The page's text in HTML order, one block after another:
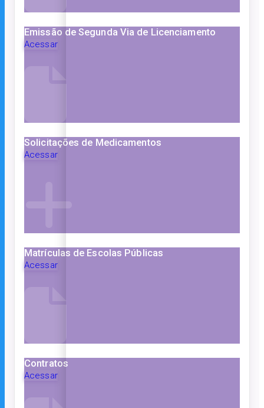
Emissão de Segunda Via de Licenciamento
Acessar
Solicitações de Medicamentos
Acessar
Matrículas de Escolas Públicas
Acessar
Contratos
Acessar